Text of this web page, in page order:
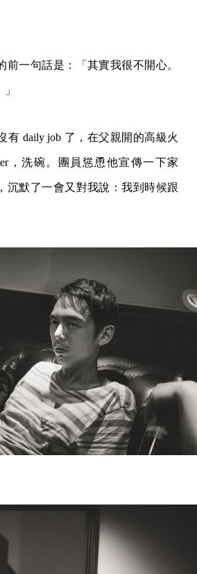
前一句話是：「其實我很不開心。
有 daily job 了，在父親開的高級火
，洗碗。團員慫恿他宣傳一下家
沉默了一會又對我說：我到時候跟